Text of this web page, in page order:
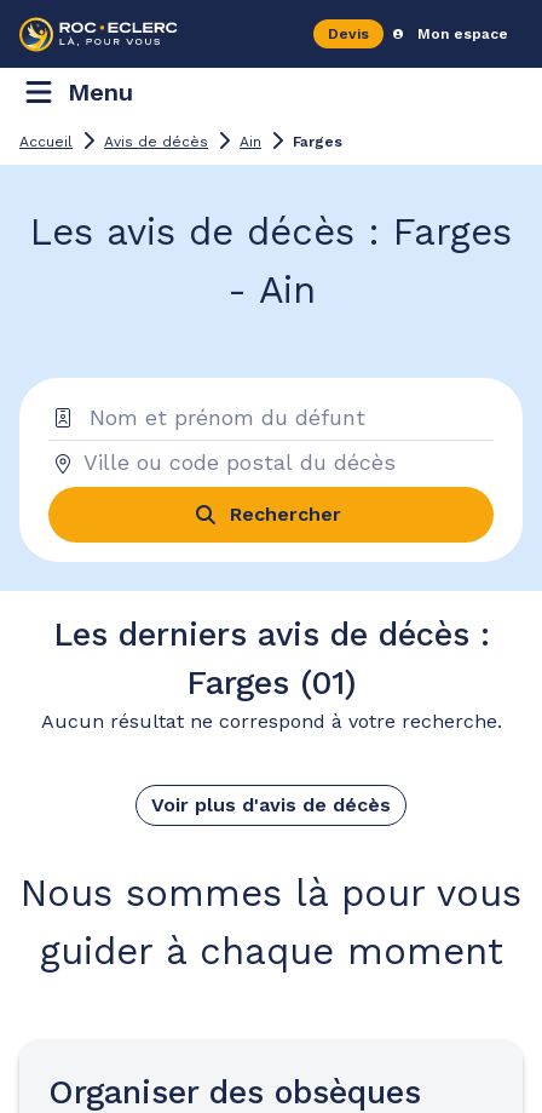
Devis Mon espace
Menu
Accueil Avis de décès Ain Farges
Les avis de décès : Farges
- Ain
Rechercher
Les derniers avis de décès :
Farges (01)
Aucun résultat ne correspond à votre recherche.
Voir plus d'avis de décès
Nous sommes là pour vous
guider à chaque moment
Organiser des obsèques